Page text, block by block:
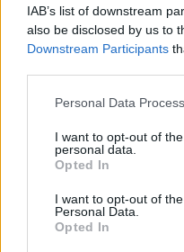
IAB’s list of downstream
also be disclosed by us to
Downstream Participants
Please note that this
not limited to your visit or
grant or deny consent to
use your data for below
consent section.
Personal Data
I want to opt-out of
personal data.
Opted In
I want to opt-out of
Personal Data.
Opted In
kényszerfriggyel vagy
az alapvető motívum,
megmenti a fehér lovon
eszköz a damsel in
magának kell
kétórás sztorit.